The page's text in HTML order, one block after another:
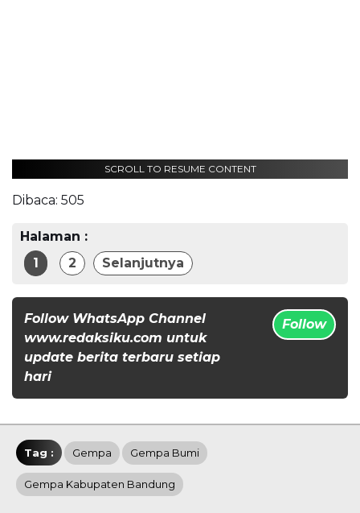
SCROLL TO RESUME CONTENT
Dibaca: 505
Halaman :
1
2 Selanjutnya
Follow WhatsApp Channel
www.redaksiku.com untuk
update berita terbaru setiap
hari
Follow
Tag : Gempa Gempa Bumi
Gempa Kabupaten Bandung